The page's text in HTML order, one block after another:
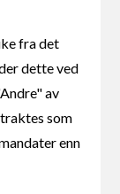
fra det
dette ved
av
som
enn